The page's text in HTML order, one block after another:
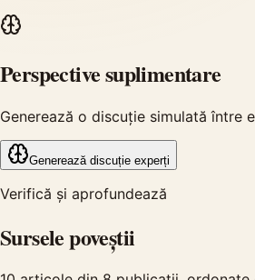
Perspective suplimentare
Generează o discuție simulată între
Generează discuție experți
Verifică și aprofundează
Sursele poveștii